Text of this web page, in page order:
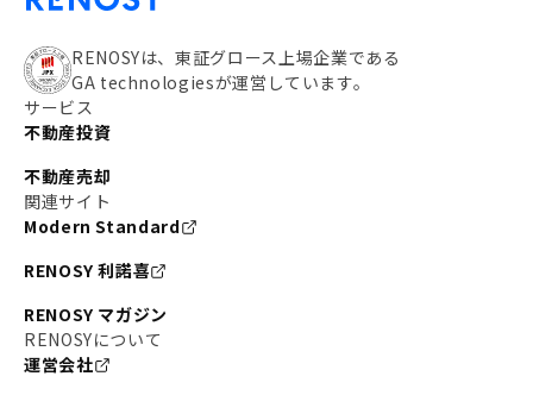
RENOSYは、東証グロース上場企業である
GA technologiesが運営しています。
サービス
不動産投資
不動産売却
関連サイト
Modern Standard
RENOSY 利諾喜
RENOSY マガジン
RENOSYについて
運営会社